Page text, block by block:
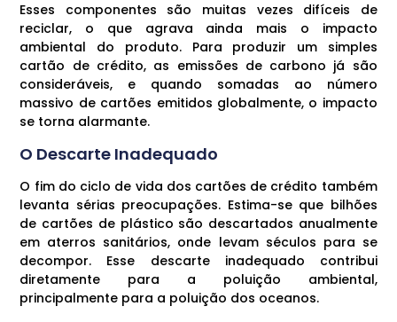
Esses componentes são muitas vezes difíceis de
reciclar, o que agrava ainda mais o impacto
ambiental do produto. Para produzir um simples
cartão de crédito, as emissões de carbono já são
consideráveis, e quando somadas ao número
massivo de cartões emitidos globalmente, o impacto
se torna alarmante.
O Descarte Inadequado
O fim do ciclo de vida dos cartões de crédito também
levanta sérias preocupações. Estima-se que bilhões
de cartões de plástico são descartados anualmente
em aterros sanitários, onde levam séculos para se
decompor. Esse descarte inadequado contribui
diretamente para a poluição ambiental,
principalmente para a poluição dos oceanos.